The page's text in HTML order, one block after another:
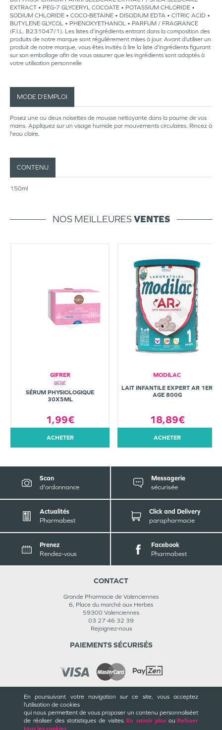
En poursuivant votre navigation sur ce site, vous acceptez
l’utilisation de cookies
qui nous permettent de vous proposer un contenu personnaliséet
de réaliser des statistiques de visites. En savoir plusou Refuser
tous les cookies
EXTRACT • PEG-7 GLYCERYL COCOATE • POTASSIUM CHLORIDE •
SODIUM CHLORIDE • COCO-BETAINE • DISODIUM EDTA • CITRIC ACID •
BUTYLENE GLYCOL • PHENOXYETHANOL • PARFUM / FRAGRANCE
(F.I.L. B231047/1). Les listes d’ingrédients entrant dans la composition des
produits de notre marque sont régulièrement mises à jour. Avant d’utiliser un
produit de notre marque, vous êtes invités à lire la liste d’ingrédients figurant
sur son emballage afin de vous assurer que les ingrédients sont adaptés à
votre utilisation personnelle
MODE D’EMPLOI
Posez une ou deux noisettes de mousse nettoyante dans la paume de vos
mains. Appliquez sur un visage humide par mouvements circulaires. Rincez à
l'eau claire.
CONTENU
150ml
NOS MEILLEURESVENTES
GIFRER
BÉBÉ
SÉRUM PHYSIOLOGIQUE
30X5ML
1,99€
ACHETER
MODILAC
LAIT INFANTILE EXPERT AR 1ER
AGE 800G
18,89€
ACHETER
Scan
d'ordonnance
Messagerie
sécurisée
Actualités
Pharmabest
Click and Delivery
parapharmacie
Prenez
Rendez-vous
Facebook
Pharmabest
CONTACT
Grande Pharmacie de Valenciennes
6, Place du marché aux Herbes
59300 Valenciennes
03 27 46 32 39
Rejoignez-nous
INFORMATIONS
CGU / CGV
Mentions légales
PAIEMENTS SÉCURISÉS